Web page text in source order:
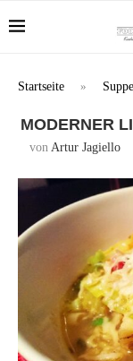
Startseite »
MODERNER
von Artur Jagiello